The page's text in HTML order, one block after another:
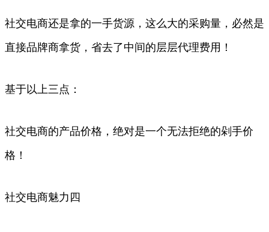
社交电商还是拿的一手货源，这么大的采购量，必然是
直接品牌商拿货，省去了中间的层层代理费用！
基于以上三点：
社交电商的产品价格，绝对是一个无法拒绝的剁手价
格！
社交电商魅力四